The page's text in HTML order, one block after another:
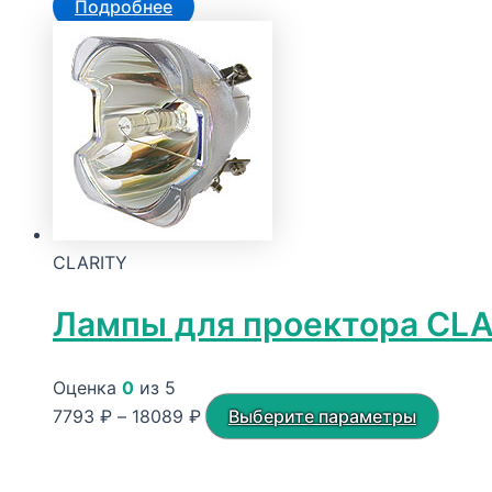
Подробнее
CLARITY
Лампы для проектора
Оценка 0 из 5
7793 ₽ – 18089 ₽Диапазон
цен:
Выберите параметры
Этот